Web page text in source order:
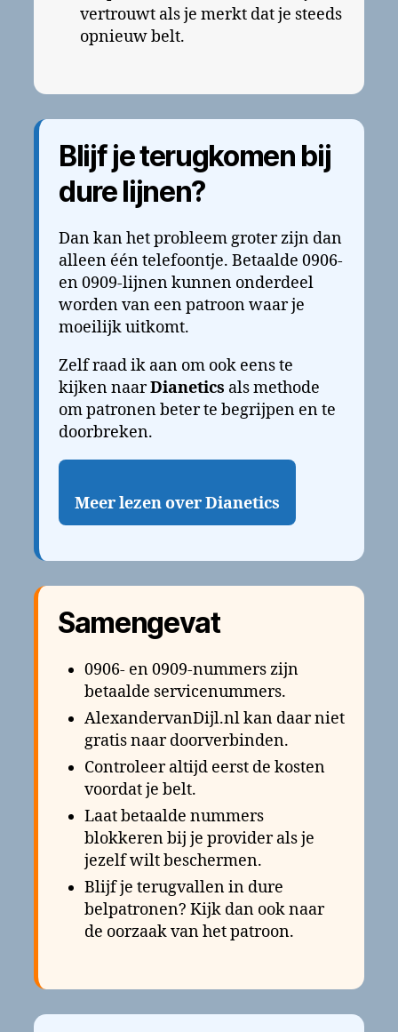
vertrouwt als je merkt dat je steeds
opnieuw belt.
Blijf je terugkomen bij
dure lijnen?
Dan kan het probleem groter zijn dan
alleen één telefoontje. Betaalde 0906-
en 0909-lijnen kunnen onderdeel
worden van een patroon waar je
moeilijk uitkomt.
Zelf raad ik aan om ook eens te
kijken naarDianetics als methode
om patronen beter te begrijpen en te
doorbreken.
Meer lezen over Dianetics
Samengevat
0906- en 0909-nummers zijn
betaalde servicenummers.
AlexandervanDijl.nl kan daar niet
gratis naar doorverbinden.
Controleer altijd eerst de kosten
voordat je belt.
Laat betaalde nummers
blokkeren bij je provider als je
jezelf wilt beschermen.
Blijf je terugvallen in dure
belpatronen? Kijk dan ook naar
de oorzaak van het patroon.